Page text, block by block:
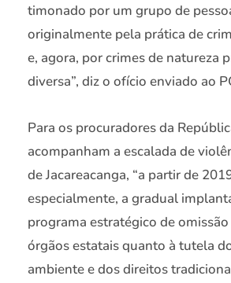
timonado por um grupo de
originalmente pela prática de
e, agora, por crimes de natureza
diversa”, diz o ofício enviado ao
Para os procuradores da
acompanham a escalada de
de Jacareacanga, “a partir de
especialmente, a gradual
programa estratégico de
órgãos estatais quanto à tutela
ambiente e dos direitos